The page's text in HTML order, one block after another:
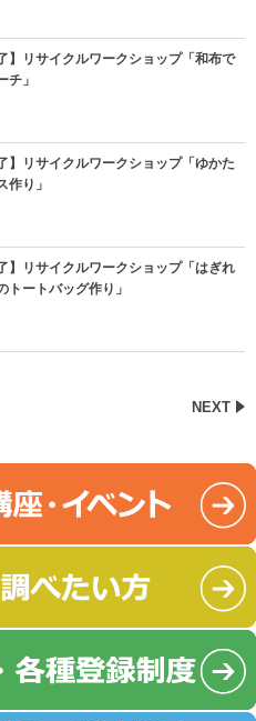
】リサイクルワークショップ「和布で
チ」
】リサイクルワークショップ「ゆかた
作り」
】リサイクルワークショップ「はぎれ
トートバッグ作り」
NEXT